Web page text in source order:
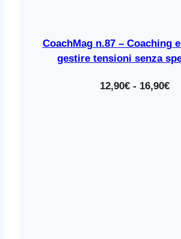
CoachMag n.87 – Coaching
gestire tensioni senza
12,90€ - 16,90€